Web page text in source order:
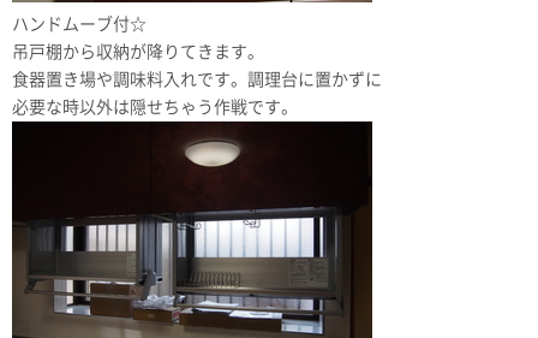
ハンドムーブ付☆
吊戸棚から収納が降りてきます。
食器置き場や調味料入れです。調理台に置かずに
必要な時以外は隠せちゃう作戦です。